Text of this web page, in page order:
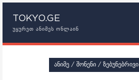
TOKYO.GE
ᲣᲧᲣᲠᲔᲗ ᲐᲜᲘᲛᲔᲡ ᲝᲜᲚᲐᲘᲜ
ᲐᲜᲘᲛᲔ / ᲨᲝᲜᲔᲜᲘ / ᲖᲔᲑᲣᲜᲔᲑᲠᲘᲕᲘ